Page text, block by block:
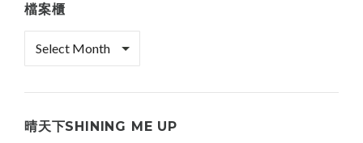
檔案櫃
晴天下SHINING ME UP